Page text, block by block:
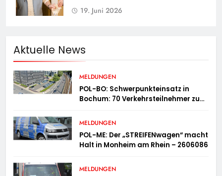
19. Juni 2026
Aktuelle News
MELDUNGEN
POL-BO: Schwerpunkteinsatz in
Bochum: 70 Verkehrsteilnehmer zu
MELDUNGEN
POL-ME: Der „STREIFENwagen“ macht
Halt in Monheim am Rhein – 2606086
MELDUNGEN